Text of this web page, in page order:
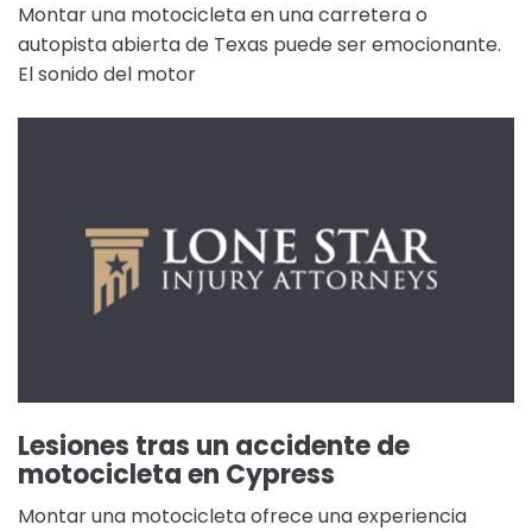
Montar una motocicleta en una carretera o
autopista abierta de Texas puede ser emocionante.
El sonido del motor
Lesiones tras un accidente de
motocicleta en Cypress
Montar una motocicleta ofrece una experiencia